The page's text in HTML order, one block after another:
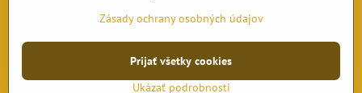
©2026Copyright
Predvoľby súkromiaZásady ochrany osobných údajov
Zásady ochrany osobných údajov
Ukázať podrobnosti
Prijať všetky cookies